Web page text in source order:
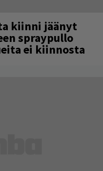
kiinni jäänyt
spraypullo
ei kiinnosta